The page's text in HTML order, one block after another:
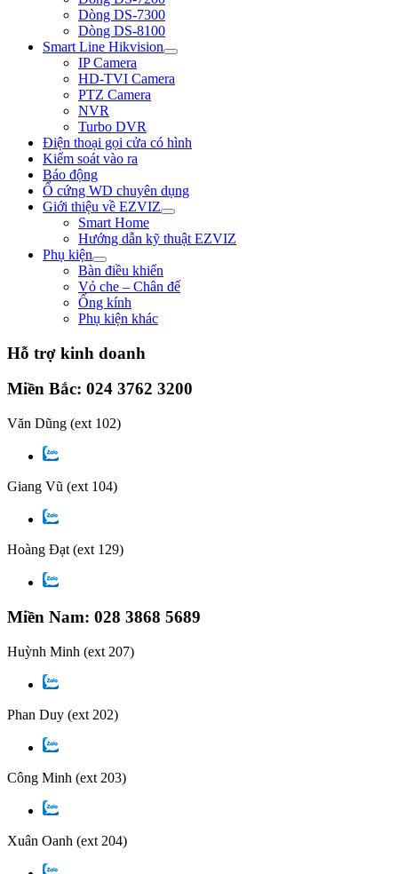
Dòng DS-7300
Dòng DS-8100
Smart Line Hikvision
IP Camera
HD-TVI Camera
PTZ Camera
NVR
Turbo DVR
Điện thoại gọi cửa có hình
Kiểm soát vào ra
Báo động
Ổ cứng WD chuyên dụng
Giới thiệu về EZVIZ
Smart Home
Hướng dẫn kỹ thuật EZVIZ
Phụ kiện
Bàn điều khiển
Vỏ che – Chân đế
Ống kính
Phụ kiện khác
Hỗ trợ kinh doanh
Miền Bắc: 024 3762 3200
Văn Dũng (ext 102)
Giang Vũ (ext 104)
Hoàng Đạt (ext 129)
Miền Nam: 028 3868 5689
Huỳnh Minh (ext 207)
Phan Duy (ext 202)
Công Minh (ext 203)
Xuân Oanh (ext 204)